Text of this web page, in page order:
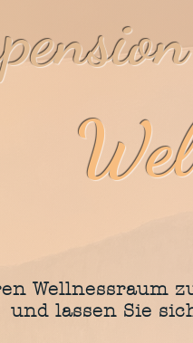
sich